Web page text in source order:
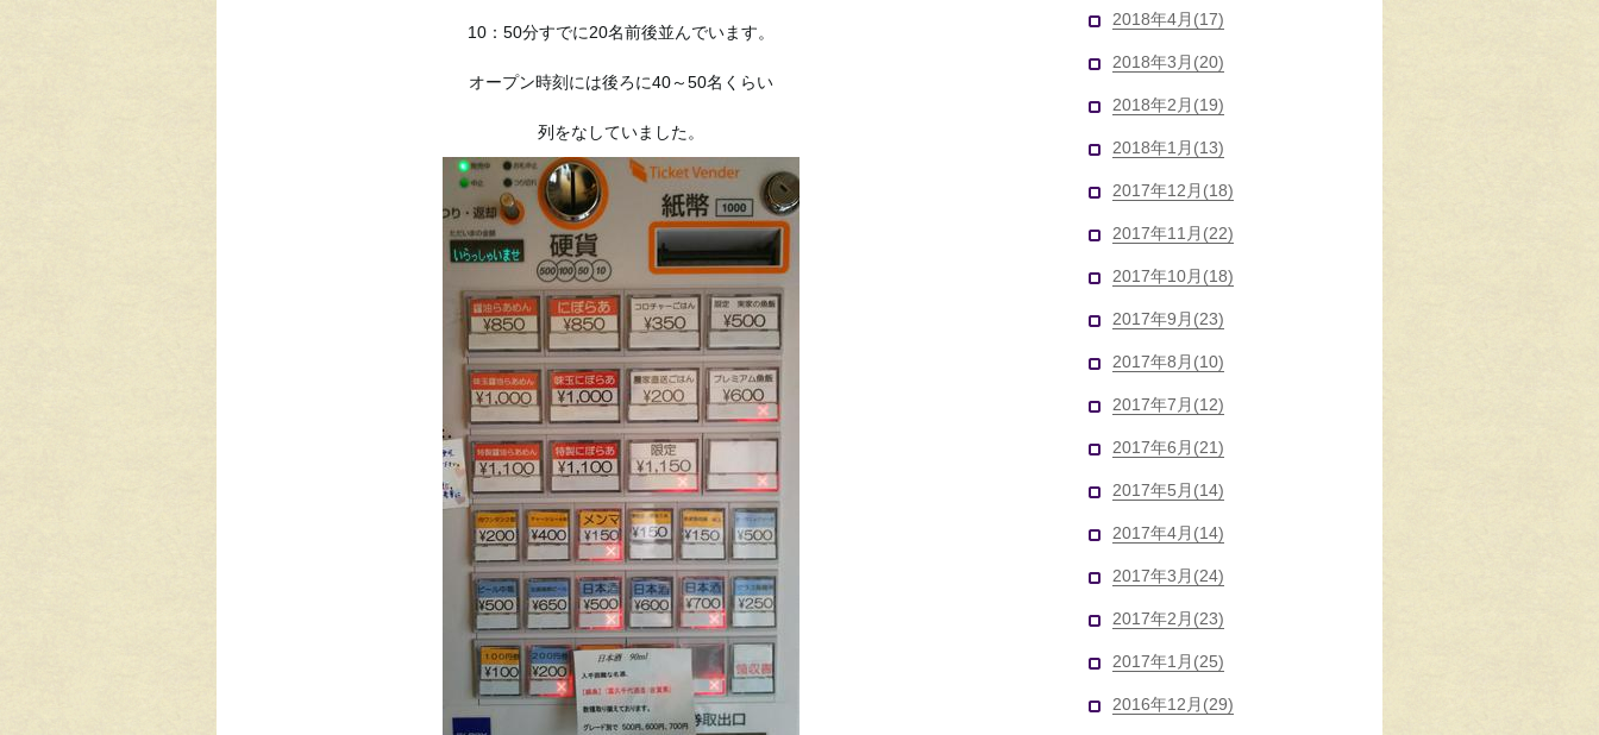
10：50分すでに20名前後並んでいます。
オープン時刻には後ろに40～50名くらい
列をなしていました。
2018年4月(17)
2018年3月(20)
2018年2月(19)
2018年1月(13)
2017年12月(18)
2017年11月(22)
2017年10月(18)
2017年9月(23)
2017年8月(10)
2017年7月(12)
2017年6月(21)
2017年5月(14)
2017年4月(14)
2017年3月(24)
2017年2月(23)
2017年1月(25)
2016年12月(29)